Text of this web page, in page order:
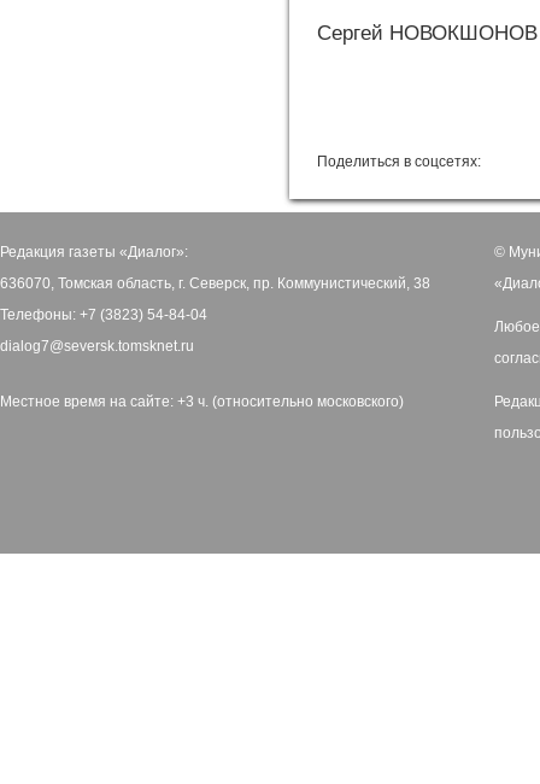
Сергей НОВОКШОНОВ
Поделиться в соцсетях:
Редакция газеты «Диалог»:
636070, Томская область, г. Северск, пр. Коммунистический, 38
Телефоны: +7 (3823) 54-84-04
dialog7@seversk.tomsknet.ru
Местное время на сайте: +3 ч. (относительно московского)
©
Любое